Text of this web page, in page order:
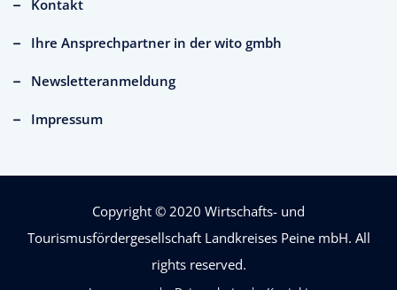
Kontakt
Ihre Ansprechpartner in der wito gmbh
Newsletteranmeldung
Impressum
Copyright © 2020 Wirtschafts- und
Tourismusfördergesellschaft Landkreises Peine mbH. All
rights reserved.